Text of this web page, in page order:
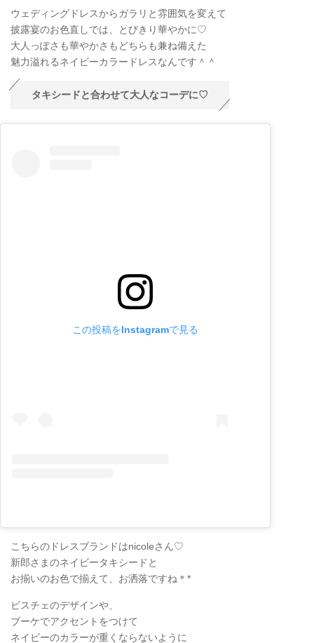
ウェディングドレスからガラリと雰囲気を変えて
披露宴のお色直しでは、とびきり華やかに♡
大人っぽさも華やかさもどちらも兼ね備えた
魅力溢れるネイビーカラードレスなんです＾＾
タキシードと合わせて大人なコーデに♡
この投稿をInstagramで見る
こちらのドレスブランドはnicoleさん♡
新郎さまのネイビータキシードと
お揃いのお色で揃えて、お洒落ですね＊*
ビスチェのデザインや、
ブーケでアクセントをつけて
ネイビーのカラーが重くならないように